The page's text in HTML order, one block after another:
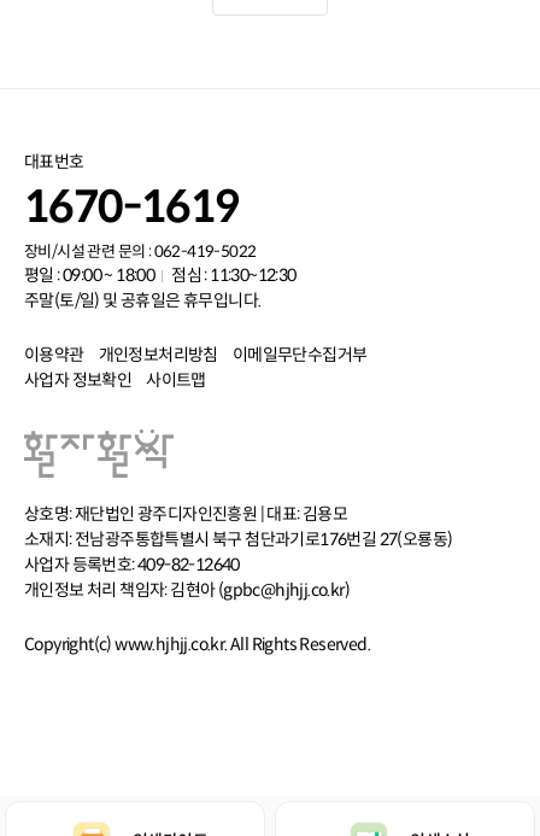
상호명: 재단법인 광주디자인진흥원 | 대표: 김용모
소재지: 전남광주통합특별시 북구 첨단과기로176번길 27(오룡동)
사업자 등록번호: 409-82-12640
개인정보 처리 책임자: 김현아 (gpbc@hjhjj.co.kr)
Copyright(c) www.hjhjj.co.kr. All Rights Reserved.
대표번호
1670-1619
장비/시설 관련 문의 : 062-419-5022
평일 : 09:00 ~ 18:00
점심 : 11:30~12:30
주말(토/일) 및 공휴일은 휴무입니다.
이용약관 개인정보처리방침
이메일무단수집거부
사업자 정보확인
사이트맵